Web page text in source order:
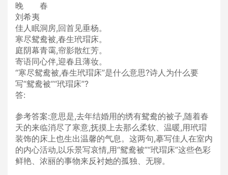
晚 春
刘希夷
佳人眠洞房,回首见垂杨。
寒尽鸳鸯被,春生玳瑁床。
庭阴幕青霭,帘影散红芳。
寄语同心伴,迎春且薄妆。
“寒尽鸳鸯被,春生玳瑁床”是什么意思?诗人为什么要
写“鸳鸯被”“玳瑁床”?
答:
参考答案:意思是,去年结婚用的绣有鸳鸯的被子,随着春
天的来临消尽了寒意,抚摸上去那么柔软、温暖,用玳瑁
装饰的床上也生出温馨的气息。这两句,摹写佳人在室内
的内心活动,以乐景写哀情,用“鸳鸯被”“玳瑁床”这些色彩
鲜艳、浓丽的事物来反衬她的孤独、无聊。